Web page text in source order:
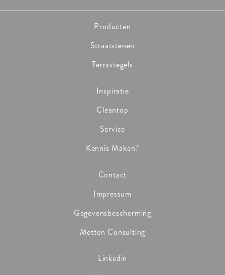
Producten
Straatstenen
Terrastegels
Inspiratie
Cleantop
Service
Kennis Maken?
Contact
Impressum
Gegevensbescherming
Metten Consulting
Linkedin